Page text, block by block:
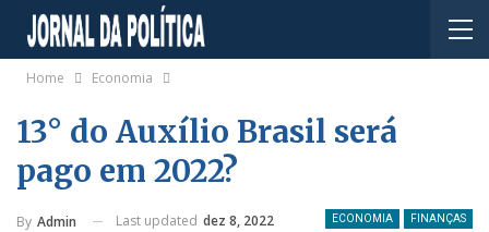
Home Economia
13° do Auxílio Brasil será
pago em 2022?
ECONOMIA FINANÇAS
By Admin Last updated dez 8, 2022